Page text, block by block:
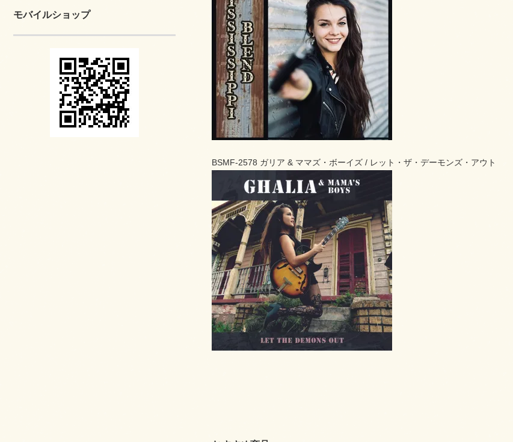
モバイルショップ
BSMF-2578 ガリア & ママズ・ボーイズ / レット・ザ・デーモンズ・アウト